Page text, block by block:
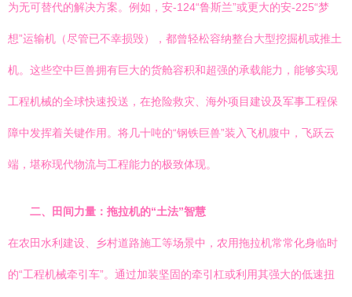
为无可替代的解决方案。例如，安-124“鲁斯兰”或更大的安-225“梦
想”运输机（尽管已不幸损毁），都曾轻松容纳整台大型挖掘机或推土
机。这些空中巨兽拥有巨大的货舱容积和超强的承载能力，能够实现
工程机械的全球快速投送，在抢险救灾、海外项目建设及军事工程保
障中发挥着关键作用。将几十吨的“钢铁巨兽”装入飞机腹中，飞跃云
端，堪称现代物流与工程能力的极致体现。
二、田间力量：拖拉机的“土法”智慧
在农田水利建设、乡村道路施工等场景中，农用拖拉机常常化身临时
的“工程机械牵引车”。通过加装坚固的牵引杠或利用其强大的低速扭